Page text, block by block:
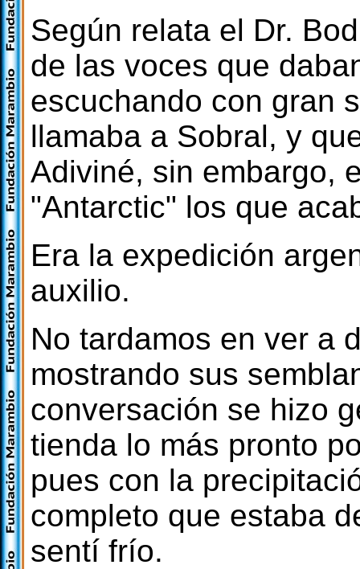
Según relata el Dr.
de las voces que
escuchando con gran
llamaba a Sobral, y
Adiviné, sin embargo,
"Antarctic" los que
Era la expedición
auxilio.
No tardamos en ver a
mostrando sus
conversación se hizo
tienda lo más pronto
pues con la
completo que estaba
sentí frío.